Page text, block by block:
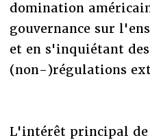
domination
gouvernance sur
et en s'inquiétant
(non-)régulations
L'intérêt principal de